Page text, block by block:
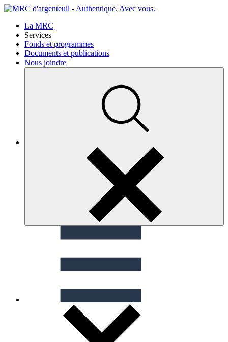
La MRC
Services
Fonds et programmes
Documents et publications
Nous joindre